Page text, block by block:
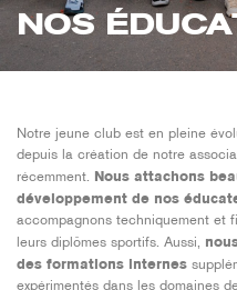
NOS
Notre jeune club est en pleine
depuis la création de notre
récemment.
Nous attachons
développement de nos
accompagnons techniquement et
leurs diplômes sportifs. Aussi,
des formations internes
expérimentés dans les domaines